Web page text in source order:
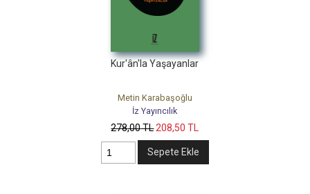
Kur'ân'la Yaşayanlar
Metin Karabaşoğlu
İz Yayıncılık
278,00TL208,50 TL
Sepete Ekle